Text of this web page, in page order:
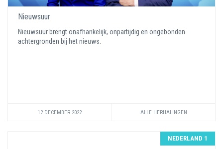
Nieuwsuur
Nieuwsuur brengt onafhankelijk, onpartijdig en ongebonden
achtergronden bij het nieuws.
12 DECEMBER 2022 ALLE HERHALINGEN
NEDERLAND 1